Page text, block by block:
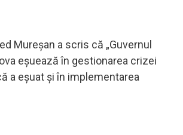
Mureșan a scris că „Guvernul
eșuează în gestionarea crizei
a eșuat și în implementarea